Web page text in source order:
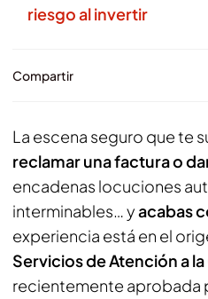
riesgo al invertir
Compartir
La escena seguro que te
reclamar una factura o
encadenas locuciones
interminables… yacabas
experiencia está en el
Servicios de Atención a
recientemente aprobada